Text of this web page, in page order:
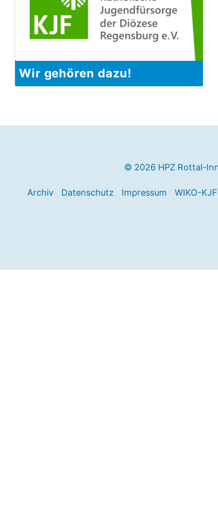
Wir gehören dazu!
© 2026 HPZ Rottal-
Archiv Datenschutz Impressum WIKO-KJF